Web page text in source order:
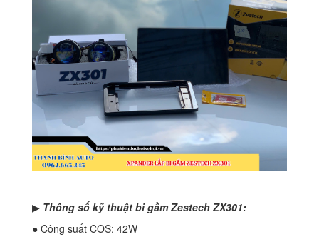
▶ Thông số kỹ thuật bi gầm Zestech ZX301:
● Công suất COS: 42W